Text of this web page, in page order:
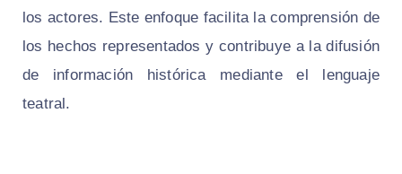
los actores. Este enfoque facilita la comprensión de
los hechos representados y contribuye a la difusión
de información histórica mediante el lenguaje
teatral.